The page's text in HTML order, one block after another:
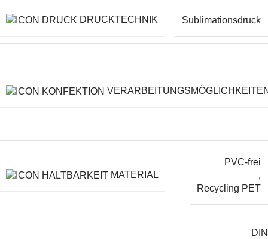
DRUCKTECHNIK Sublimationsdruck
MATERIAL
PVC-frei
,
Recycling PET